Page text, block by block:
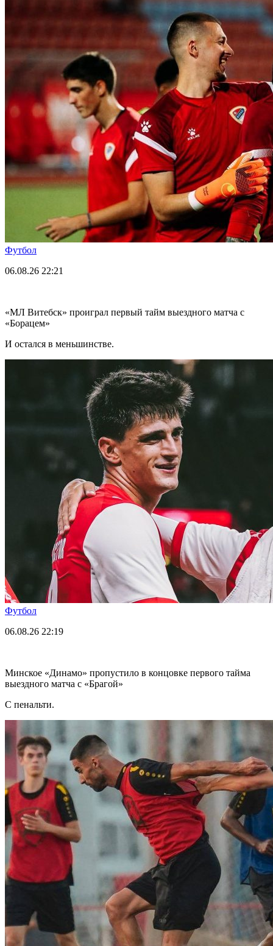
Футбол
06.08.26 22:21
«МЛ Витебск» проиграл первый тайм выездного матча с
«Борацем»
И остался в меньшинстве.
Футбол
06.08.26 22:19
Минское «Динамо» пропустило в концовке первого тайма
выездного матча с «Брагой»
С пенальти.